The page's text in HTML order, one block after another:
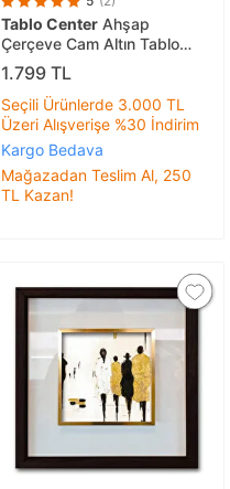
Tablo Center Ahşap
Çerçeve Cam Altın Tablo
42x42 cm R-
1.799 TL
Seçili Ürünlerde 3.000 TL
Üzeri Alışverişe %30 İndirim
Kargo Bedava
Mağazadan Teslim Al, 250
TL Kazan!